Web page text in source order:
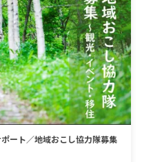
ート／地域おこし協力隊募集